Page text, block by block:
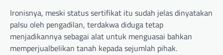
Ironisnya, meski status sertifikat itu sudah jelas dinyatakan
palsu oleh pengadilan, terdakwa diduga tetap
menjadikannya sebagai alat untuk menguasai bahkan
memperjualbelikan tanah kepada sejumlah pihak.